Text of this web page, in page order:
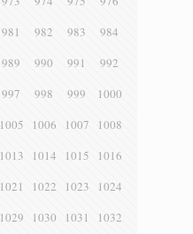
981 982 983
984
989 990 991
992
997 998 999
1000
1005 1006 1007
1008
1013 1014 1015
1016
1021 1022 1023
1024
1029 1030 1031
1032